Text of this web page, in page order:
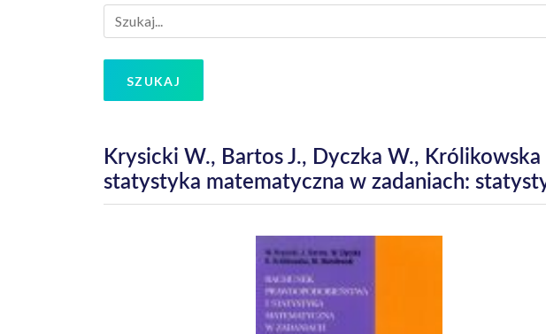
SZUKAJ
Krysicki W., Bartos J., Dyczka W.,
statystyka matematyczna w zadaniach: